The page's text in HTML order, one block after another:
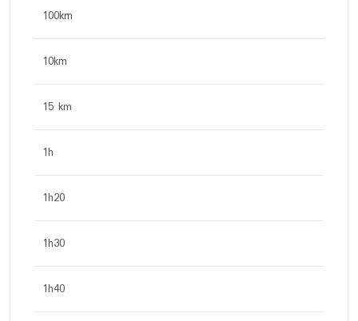
100km
10km
15 km
1h
1h20
1h30
1h40